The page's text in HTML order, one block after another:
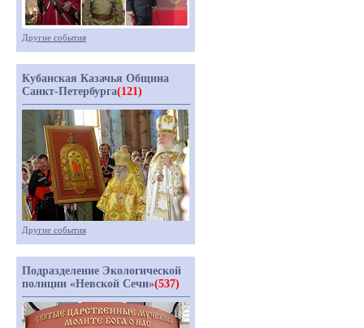
Другие события
Кубанская Казачья Община
Санкт-Петербурга(121)
Другие события
Подразделение Экологической
полиции «Невской Сечи»(537)